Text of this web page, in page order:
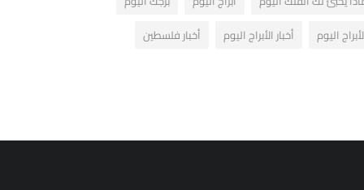
اليوم
أخبار الأبراج اليوم أخبار فلسطين